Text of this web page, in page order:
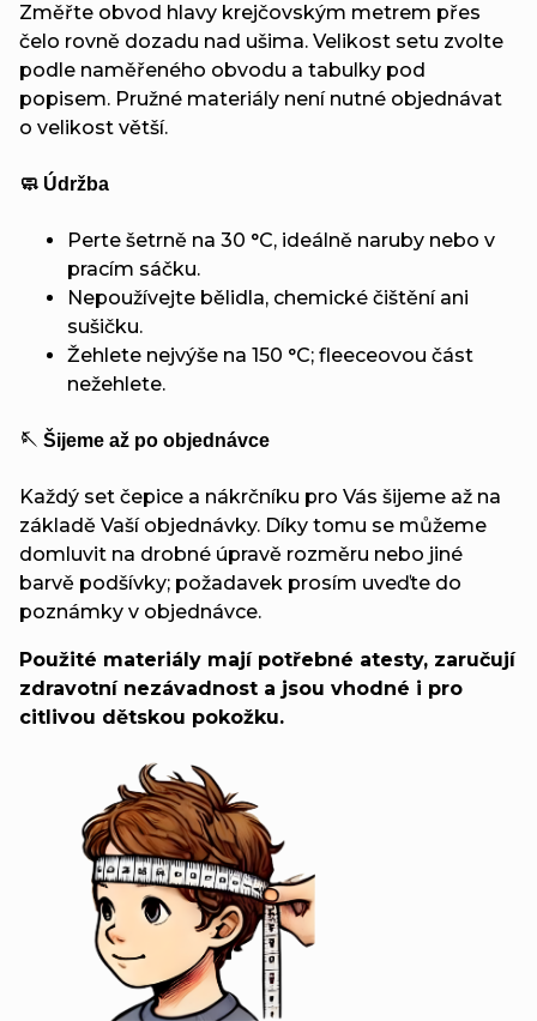
Změřte obvod hlavy krejčovským metrem přes
čelo rovně dozadu nad ušima. Velikost setu zvolte
podle naměřeného obvodu a tabulky pod
popisem. Pružné materiály není nutné objednávat
o velikost větší.
🧼 Údržba
Perte šetrně na 30 °C, ideálně naruby nebo v
pracím sáčku.
Nepoužívejte bělidla, chemické čištění ani
sušičku.
Žehlete nejvýše na 150 °C; fleeceovou část
nežehlete.
🪡 Šijeme až po objednávce
Každý set čepice a nákrčníku pro Vás šijeme až na
základě Vaší objednávky. Díky tomu se můžeme
domluvit na drobné úpravě rozměru nebo jiné
barvě podšívky; požadavek prosím uveďte do
poznámky v objednávce.
Použité materiály mají potřebné atesty, zaručují
zdravotní nezávadnost a jsou vhodné i pro
citlivou dětskou pokožku.